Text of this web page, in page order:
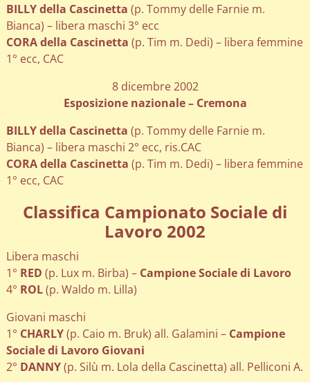
BILLY della Cascinetta (p. Tommy delle Farnie m.
Bianca) – libera maschi 3° ecc
CORA della Cascinetta (p. Tim m. Dedi) – libera femmine
1° ecc, CAC
8 dicembre 2002
Esposizione nazionale – Cremona
BILLY della Cascinetta (p. Tommy delle Farnie m.
Bianca) – libera maschi 2° ecc, ris.CAC
CORA della Cascinetta (p. Tim m. Dedi) – libera femmine
1° ecc, CAC
Classifica Campionato Sociale di
Lavoro 2002
Libera maschi
1° RED (p. Lux m. Birba) –Campione Sociale di Lavoro
4° ROL(p. Waldo m. Lilla)
Giovani maschi
1° CHARLY(p. Caio m. Bruk) all. Galamini – Campione
Sociale di Lavoro Giovani
2° DANNY(p. Silù m. Lola della Cascinetta) all. Pelliconi A.